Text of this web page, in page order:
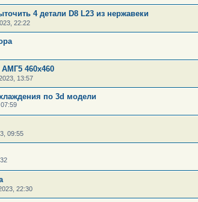
4 детали D8 L23 из нержавеки
22:22
460х460
13:57
по 3d модели
09:55
22:30